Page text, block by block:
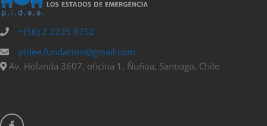
+(56) 2 2225 8752
pidee.fundacion@gmail.com
Av. Holanda 3607, oficina 1, Ñuñoa, Santiago, Chile